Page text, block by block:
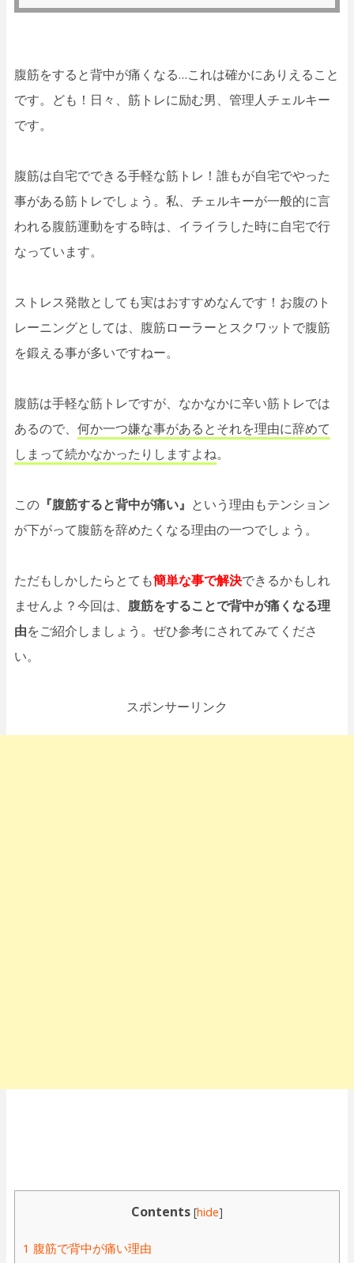
腹筋をすると背中が痛くなる…これは確かにありえること
です。ども！日々、筋トレに励む男、管理人チェルキー
です。
腹筋は自宅でできる手軽な筋トレ！誰もが自宅でやった
事がある筋トレでしょう。私、チェルキーが一般的に言
われる腹筋運動をする時は、イライラした時に自宅で行
なっています。
ストレス発散としても実はおすすめなんです！お腹のト
レーニングとしては、腹筋ローラーとスクワットで腹筋
を鍛える事が多いですねー。
腹筋は手軽な筋トレですが、なかなかに辛い筋トレでは
あるので、 何か一つ嫌な事があるとそれを理由に辞めて
しまって続かなかったりしますよね。
この 『腹筋すると背中が痛い』 という理由もテンション
が下がって腹筋を辞めたくなる理由の一つでしょう。
ただもしかしたらとても簡単な事で解決できるかもしれ
ませんよ？今回は、 腹筋をすることで背中が痛くなる理
由をご紹介しましょう。ぜひ参考にされてみてくださ
い。
スポンサーリンク
Contents [hide]
1 腹筋で背中が痛い理由